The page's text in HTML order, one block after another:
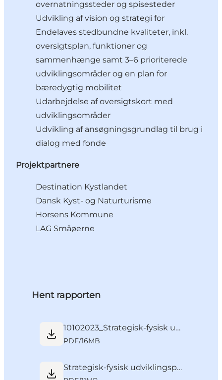
overnatningssteder og spisesteder
Udvikling af vision og strategi for
Endelaves stedbundne kvaliteter, inkl.
oversigtsplan, funktioner og
sammenhænge samt 3–6 prioriterede
udviklingsområder og en plan for
bæredygtig mobilitet
Udarbejdelse af oversigtskort med
udviklingsområder
Udvikling af ansøgningsgrundlag til brug i
dialog med fonde
Projektpartnere
Destination Kystlandet
Dansk Kyst- og Naturturisme
Horsens Kommune
LAG Småøerne
Hent rapporten
10102023_Strategisk-fysisk udviklingsplan for Endelave161023_0.pdf
PDF/16MB
Strategisk-fysisk udviklingsplan for Endelave_maj 2023_kort fortalt.pdf